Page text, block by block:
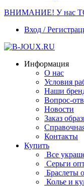
ВНИМАНИЕ! У нас
Вход /
Информация
О нас
Условия
Наши
Вопрос-
Новости
Заказ
Контакты
Купить
Все
Серьги
Браслеты
Колье и